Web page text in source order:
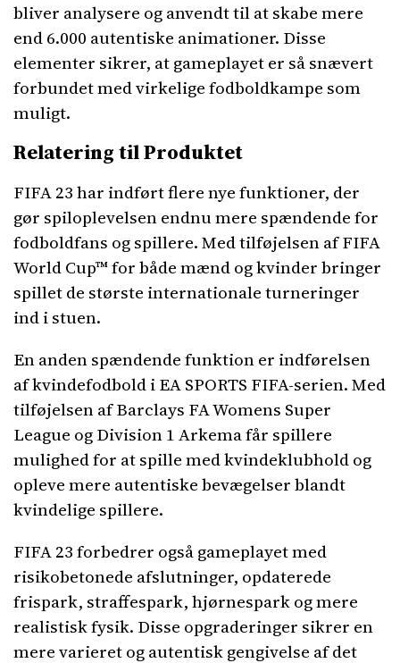
bliver analysere og anvendt til at skabe mere
end 6.000 autentiske animationer. Disse
elementer sikrer, at gameplayet er så snævert
forbundet med virkelige fodboldkampe som
muligt.
Relatering til Produktet
FIFA 23 har indført flere nye funktioner, der
gør spiloplevelsen endnu mere spændende for
fodboldfans og spillere. Med tilføjelsen af FIFA
World Cup™ for både mænd og kvinder bringer
spillet de største internationale turneringer
ind i stuen.
En anden spændende funktion er indførelsen
af ​​kvindefodbold i EA SPORTS FIFA-serien. Med
tilføjelsen af Barclays FA Womens Super
League og Division 1 Arkema får spillere
mulighed for at spille med kvindeklubhold og
opleve mere autentiske bevægelser blandt
kvindelige spillere.
FIFA 23 forbedrer også gameplayet med
risikobetonede afslutninger, opdaterede
frispark, straffespark, hjørnespark og mere
realistisk fysik. Disse opgraderinger sikrer en
mere varieret og autentisk gengivelse af det